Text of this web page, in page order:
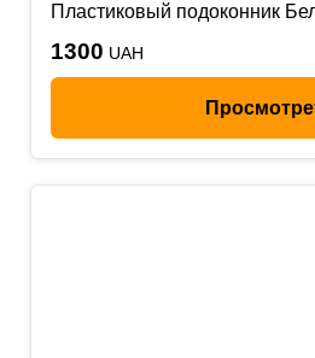
Пластиковый подоконник
1300 UAH